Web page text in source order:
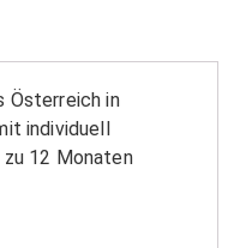
Österreich in
individuell
12 Monaten